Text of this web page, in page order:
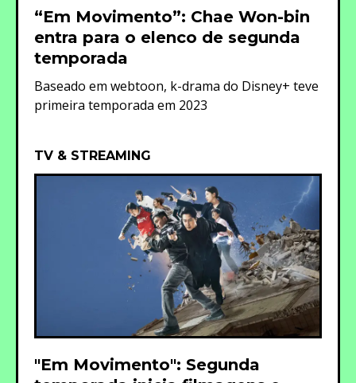
“Em Movimento”: Chae Won-bin
entra para o elenco de segunda
temporada
Baseado em webtoon, k-drama do Disney+ teve
primeira temporada em 2023
TV & STREAMING
"Em Movimento": Segunda